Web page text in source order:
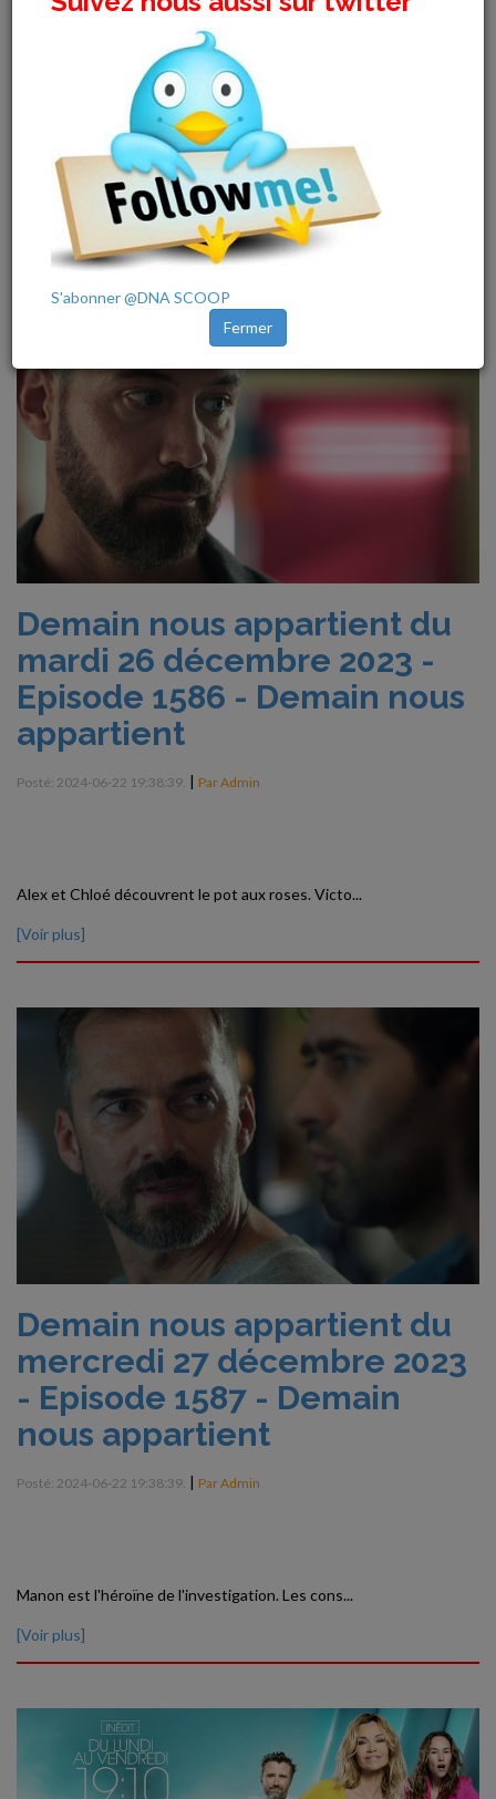
S'abonner @DNA SCOOP
FermerClose
Posté: 2024-06-22 19:38:39.| Par Admin
Les enquêteurs ne font pas de cadeaux au Père No...
[Voir plus]
Demain nous appartient du
mardi 26 décembre 2023 -
Episode 1586 - Demain nous
appartient
Posté: 2024-06-22 19:38:39. | Par Admin
Alex et Chloé découvrent le pot aux roses. Victo...
[Voir plus]
Demain nous appartient du
mercredi 27 décembre 2023
- Episode 1587 - Demain
nous appartient
Posté: 2024-06-22 19:38:39. | Par Admin
Manon est l'héroïne de l'investigation. Les cons...
[Voir plus]